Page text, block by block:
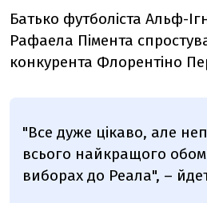
Батько футболіста Альф-
Рафаела Пімента
конкурента Флорентіно
"Все дуже цікаво, але
всього найкращого
виборах до Реала", –